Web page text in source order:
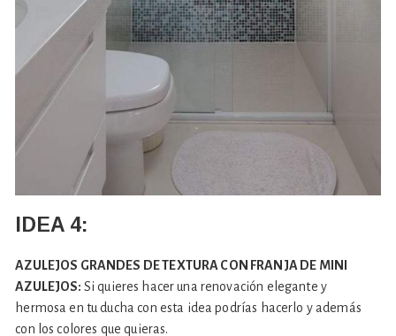
IDEA 4:
AZULEJOS GRANDES DE TEXTURA CON FRANJA DE MINI
AZULEJOS: Si quieres hacer una renovación elegante y
hermosa en tu ducha con esta idea podrías hacerlo y además
con los colores que quieras.